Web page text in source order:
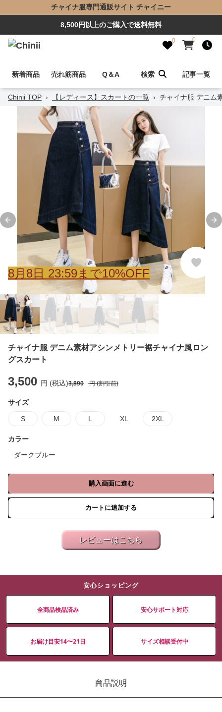
チャイナ服専門通販サイト チャイニー
8,500円以上のご購入で送料無料
0 0
新着商品 売れ筋商品 Q＆A 検索 記事一覧
Chinii TOP › 【レディース】スカートの一覧 › チャイナ服 デニム
Previous slide
8月 8日 23:59まで10%OFF
チャイナ服 デニム素材アシンメトリー裾チャイナ風ロン
グスカート
3,500 円 (税込)3,890 円 (割引前)
サイズ
S M L XL 2XL
カラー
ダークブルー
購入画面に進む
カートに追加する
レビューはこちら
安心ショッピング
全商品検品済み 安心サポート対応
お届け目安14〜21日 サイズ相談受付中
商品説明